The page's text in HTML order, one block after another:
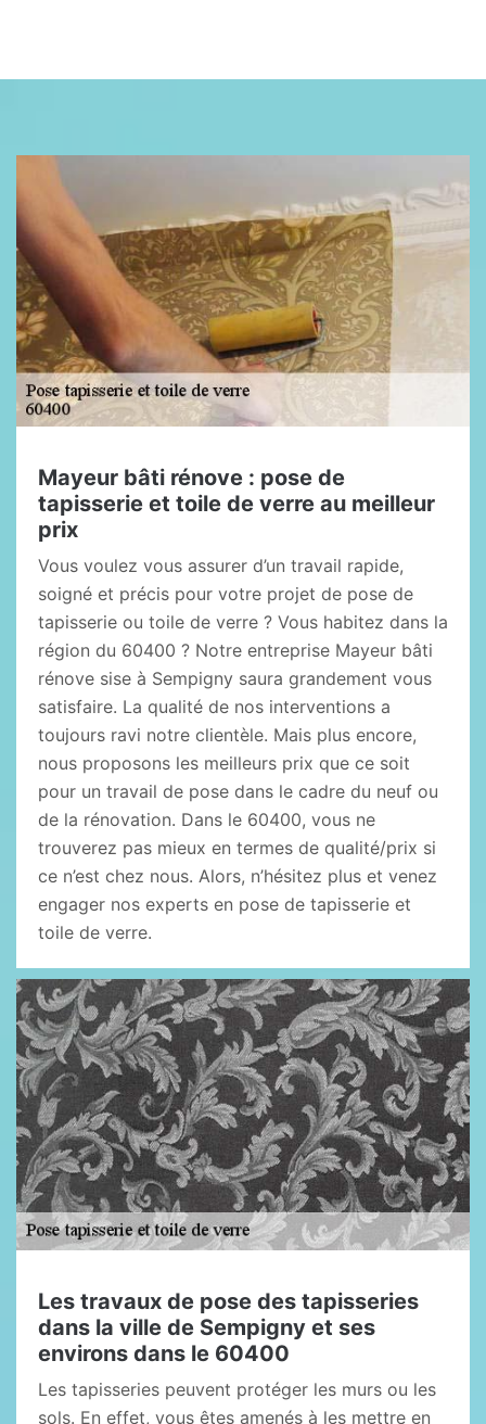
Mayeur bâti rénove : pose de
tapisserie et toile de verre au meilleur
prix
Vous voulez vous assurer d’un travail rapide,
soigné et précis pour votre projet de pose de
tapisserie ou toile de verre ? Vous habitez dans la
région du 60400 ? Notre entreprise Mayeur bâti
rénove sise à Sempigny saura grandement vous
satisfaire. La qualité de nos interventions a
toujours ravi notre clientèle. Mais plus encore,
nous proposons les meilleurs prix que ce soit
pour un travail de pose dans le cadre du neuf ou
de la rénovation. Dans le 60400, vous ne
trouverez pas mieux en termes de qualité/prix si
ce n’est chez nous. Alors, n’hésitez plus et venez
engager nos experts en pose de tapisserie et
toile de verre.
Les travaux de pose des tapisseries
dans la ville de Sempigny et ses
environs dans le 60400
Les tapisseries peuvent protéger les murs ou les
sols. En effet, vous êtes amenés à les mettre en